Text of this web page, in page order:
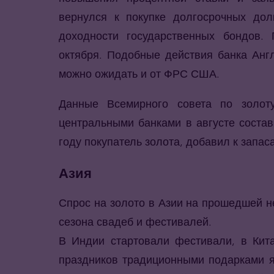
вернулся к покупке долгосрочных
доходности государственных
октября. Подобные действия банка
можно ожидать и от ФРС США.
Данные Всемирного совета по
центральными банками в августе
году покупатель золота, добавил к
Азия
Спрос на золото в Азии на прошедшей
сезона свадеб и фестивалей.
В Индии стартовали фестивали, в
праздников традиционными подарками